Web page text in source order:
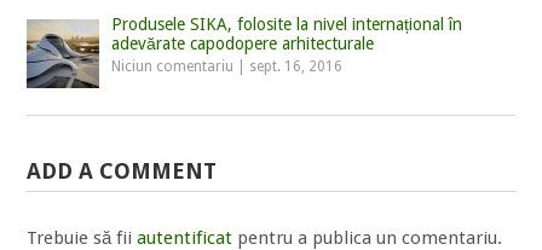
Produsele SIKA, folosite la nivel internațional în
adevărate capodopere arhitecturale
Niciun comentariu sept. 16, 2016
ADD A COMMENT
Trebuie să fiiautentificat pentru a publica un comentariu.